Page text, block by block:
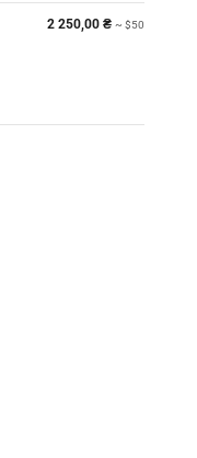
2 250,00 ₴ ~ $50